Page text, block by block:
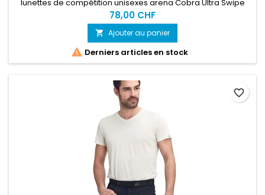
lunettes de compétition unisexes arena Cobra Ultra Swipe
Mirror, les plus perfectionnées de la gamme.
78,00 CHF
 Ajouter au panier
 Derniers articles en stock
favorite_border